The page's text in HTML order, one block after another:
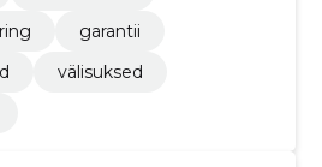
garantii
välisuksed